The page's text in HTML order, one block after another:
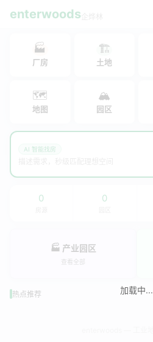
enterwoods
🏭
厂房
🏗
土地
🗺
地图
🏔
园区
AI 智能找房
0 0
🏭 产业园区
查看全部
热点推荐 加载中...